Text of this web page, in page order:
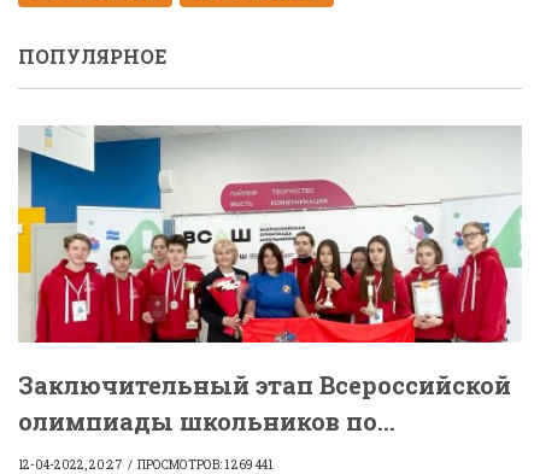
ПОПУЛЯРНОЕ
Заключительный этап Всероссийской
олимпиады школьников по...
12-04-2022, 20:27 ПРОСМОТРОВ: 1 269 441